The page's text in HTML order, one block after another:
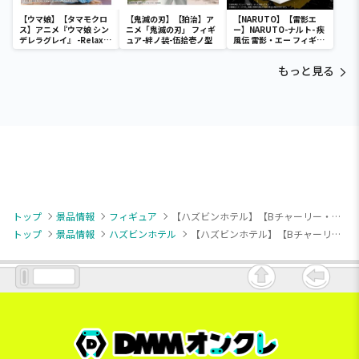
【ウマ娘】【タマモクロ
ス】アニメ『ウマ娘 シン
デレラグレイ』 -Relax
time-タマモクロス
【鬼滅の刃】【狛治】ア
ニメ「鬼滅の刃」 フィギ
ュア-絆ノ装-伍拾壱ノ型
【NARUTO】【雷影エ
ー】NARUTO-ナルト- 疾
風伝 雷影・エー フィギュ
ア～五影集結…!!～
もっと見る
トップ 景品情報 フィギュア
【ハズビンホテル】【Bチャーリー・モーニングスター(アナザーカラー)】ハズビン・ホテルへようこそ モニタートップフィギュア～Charlie Morningstar～
トップ
景品情報 ハズビンホテル 【ハズビンホテル】【Bチャーリー・モーニングスター(アナザーカラー)】ハズビン・ホテルへようこそ モニタートップフィギュア～Charlie Morningstar～